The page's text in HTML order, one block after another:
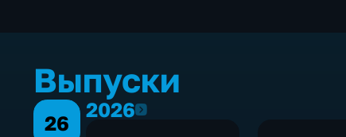
Выпуски
26
20262026